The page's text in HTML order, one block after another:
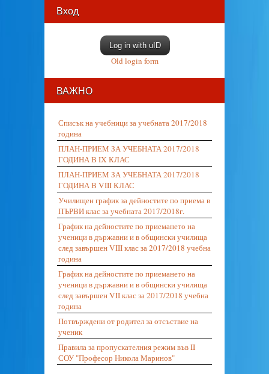
Вход
Log in with uID
Old login form
ВАЖНО
Списък на учебници за учебната 2017/2018
година
ПЛАН-ПРИЕМ ЗА УЧЕБНАТА 2017/2018
ГОДИНА В IX КЛАС
ПЛАН-ПРИЕМ ЗА УЧЕБНАТА 2017/2018
ГОДИНА В VIII КЛАС
Училищен график за дейностите по приема в
ПЪРВИ клас за учебната 2017/2018г.
График на дейностите по приемането на
ученици в държавни и в общински училища
след завършен VIII клас за 2017/2018 учебна
година
График на дейностите по приемането на
ученици в държавни и в общински училища
след завършен VII клас за 2017/2018 учебна
година
Потвърждени от родител за отсъствие на
ученик
Правила за пропускателния режим във II
СОУ "Професор Никола Маринов"